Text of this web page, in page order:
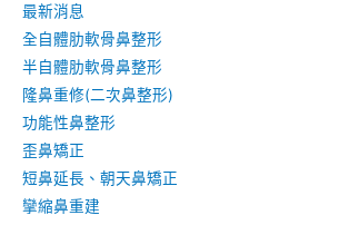
最新消息
全自體肋軟骨鼻整形
半自體肋軟骨鼻整形
隆鼻重修(二次鼻整形)
功能性鼻整形
歪鼻矯正
短鼻延長、朝天鼻矯正
攣縮鼻重建